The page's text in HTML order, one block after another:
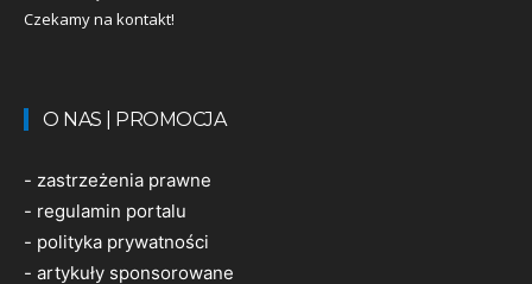
Czekamy na kontakt!
O NAS | PROMOCJA
- zastrzeżenia prawne
- regulamin portalu
- polityka prywatności
- artykuły sponsorowane